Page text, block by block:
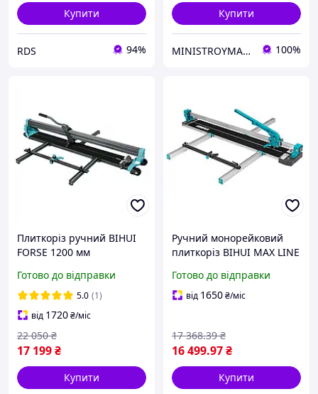
Купити
RDS 94%
Купити
MINISTROYMARKET 100%
Плиткоріз ручний BIHUI
FORSE 1200 мм
посилений, геркулес.
Готово до відправки
5.0 (1)
від 1720₴/міс
17 199₴
22 050 ₴
Купити
Ручний монорейковий
плиткоріз BIHUI MAX LINE
Готово до відправки
від 1650₴/міс
16 499.97₴
17 368.39 ₴
Купити